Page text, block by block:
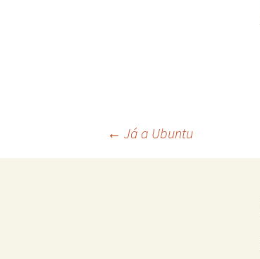
Navigace
← Já a Ubuntu